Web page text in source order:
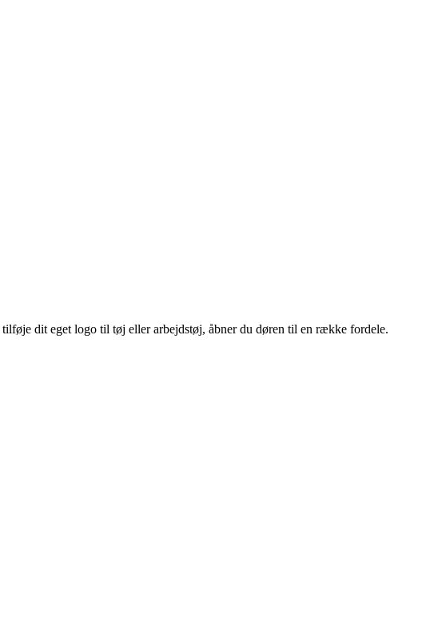
dit eget logo til tøj eller arbejdstøj, åbner du døren til en række fordele.